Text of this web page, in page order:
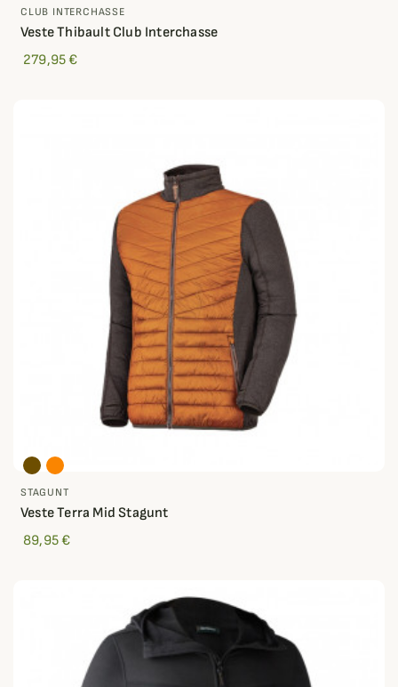
CLUB INTERCHASSE
Veste Thibault Club Interchasse
279,95 €
STAGUNT
Veste Terra Mid Stagunt
89,95 €